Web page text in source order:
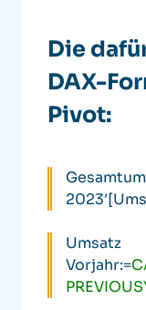
Die
DAX-
Pivot:
Umsatz
Vorjahr:=